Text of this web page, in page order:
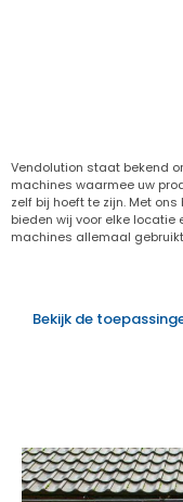
Vendolution staat bekend
machines waarmee uw
zelf bij hoeft te zijn. Met
bieden wij voor elke locatie
machines allemaal
Bekijk de